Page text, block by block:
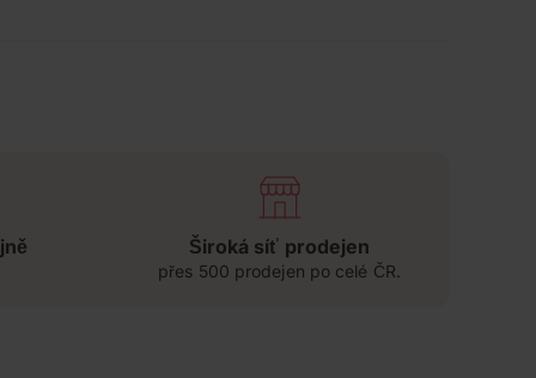
Široká síť prodejen
přes 500 prodejen po celé ČR.